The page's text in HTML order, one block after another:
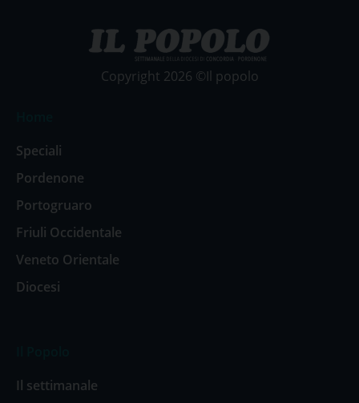
Copyright 2026 ©Il popolo
Speciali
Pordenone
Portogruaro
Friuli Occidentale
Veneto Orientale
Diocesi
Il settimanale